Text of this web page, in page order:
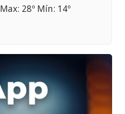
Max: 28º Mín: 14º